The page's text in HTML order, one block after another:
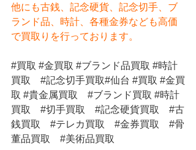
他にも古銭、記念硬貨、記念切手、ブ
ランド品、時計、各種金券なども高価
で買取りを行っております。
#買取 #金買取 #ブランド品買取 #時計
買取
#記念切手買取#仙台 #買取 #金買
取 #貴金属買取 #ブランド買取 #時計
買取
#切手買取 #記念硬貨買取
#古
銭買取
#テレカ買取 #金券買取
#骨
董品買取
#美術品買取